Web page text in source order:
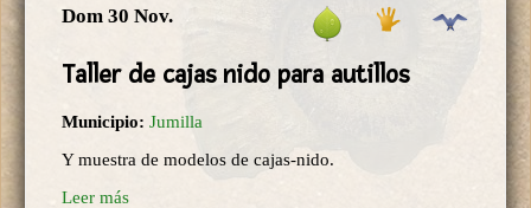
Dom 30 Nov.
Taller de cajas nido para autillos
Municipio: Jumilla
Y muestra de modelos de cajas-nido.
Leer más